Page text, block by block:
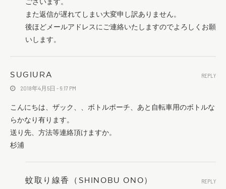
また返信が遅れてしまい大変申し訳ありません。
後ほどメールアドレスにご連絡いたしますのでよろしくお願
いします。
SUGIURA
2018年4月5日 - 6:17 PM
こんにちは、ザック、、ボトルポーチ、あと自転車用のボトルな
らかなり有ります。
送り先、方法等連絡頂けますか。
杉浦
REPLY
蚊取り線香（SHINOBU ONO） REPLY